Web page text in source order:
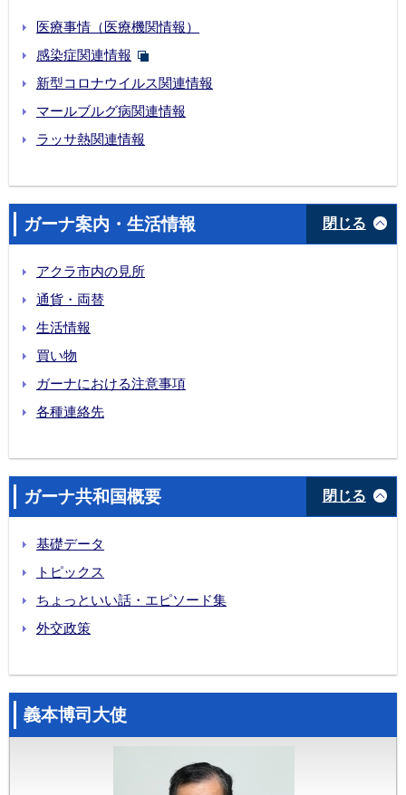
医療事情（医療機関情報）
感染症関連情報
新型コロナウイルス関連情報
マールブルグ病関連情報
ラッサ熱関連情報
ガーナ案内・生活情報 閉じる
アクラ市内の見所
通貨・両替
生活情報
買い物
ガーナにおける注意事項
各種連絡先
ガーナ共和国概要 閉じる
基礎データ
トピックス
ちょっといい話・エピソード集
外交政策
義本博司大使